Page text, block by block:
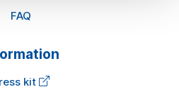
FAQ
kit